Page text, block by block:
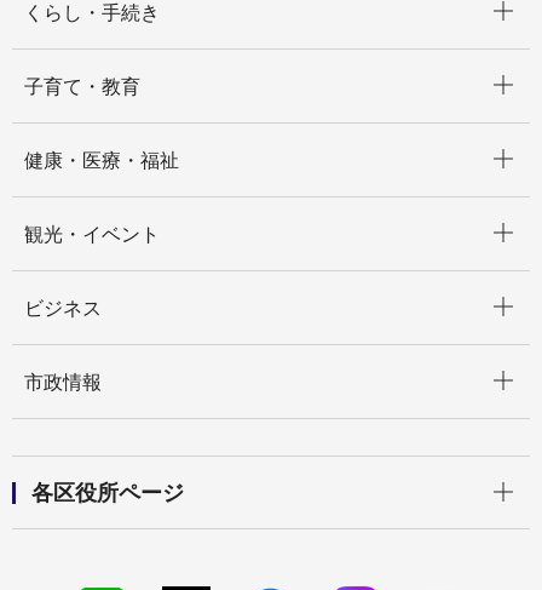
くらし・手続き
子育て・教育
健康・医療・福祉
観光・イベント
ビジネス
市政情報
各区役所ページ